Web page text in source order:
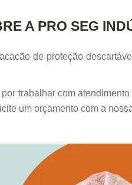
A PRO SEG
de proteção
trabalhar com
um orçamento com a